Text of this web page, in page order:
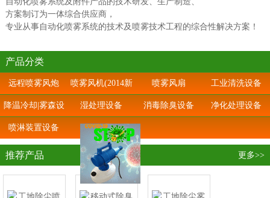
方案制订为一体综合供应商，
专业从事自动化喷雾系统的技术及喷雾技术工程的综合性解决方案！
产品分类
远程喷雾风炮 喷雾风机(2014新
上市)
喷雾风扇 工业清洗设备
降温冷却|雾森设
备
湿处理设备 消毒除臭设备 净化处理设备
喷淋装置设备
推荐产品 更多>>